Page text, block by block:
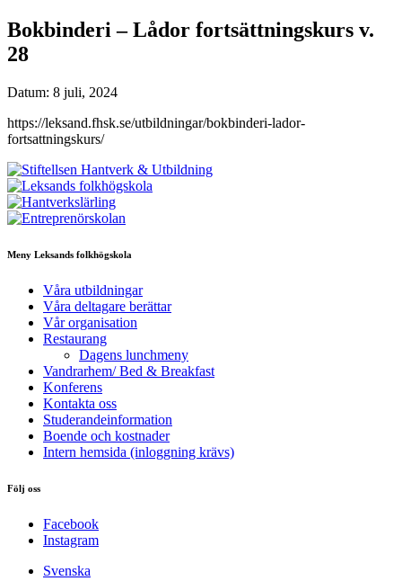
Bokbinderi – Lådor fortsättningskurs v.
28
Datum: 8 juli, 2024
https://leksand.fhsk.se/utbildningar/bokbinderi-lador-
fortsattningskurs/
Meny Leksands folkhögskola
Våra utbildningar
Våra deltagare berättar
Vår organisation
Restaurang
Dagens lunchmeny
Vandrarhem/ Bed & Breakfast
Konferens
Kontakta oss
Studerandeinformation
Boende och kostnader
Intern hemsida (inloggning krävs)
Följ oss
Facebook
Instagram
Svenska